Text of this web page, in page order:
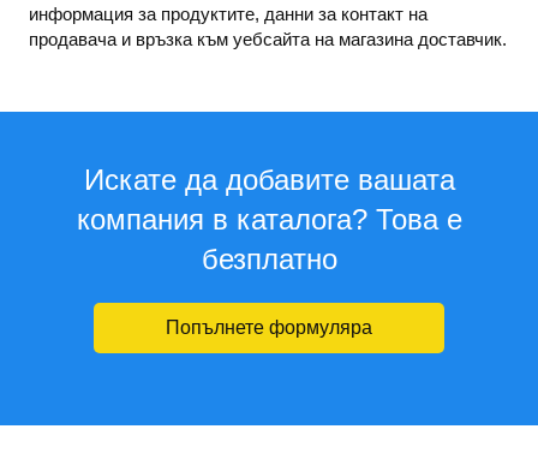
информация за продуктите, данни за контакт на
продавача и връзка към уебсайта на магазина доставчик.
Искате да добавите вашата
компания в каталога? Това е
безплатно
Попълнете формуляра